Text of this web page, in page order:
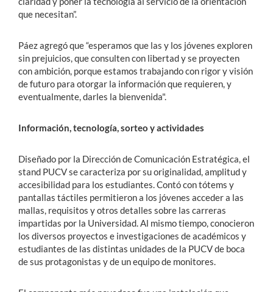
que necesitan”.
Páez agregó que “esperamos que las y los jóvenes exploren
sin prejuicios, que consulten con libertad y se proyecten
con ambición, porque estamos trabajando con rigor y visión
de futuro para otorgar la información que requieren, y
eventualmente, darles la bienvenida".
Información, tecnología, sorteo y actividades
Diseñado por la Dirección de Comunicación Estratégica, el
stand PUCV se caracteriza por su originalidad, amplitud y
accesibilidad para los estudiantes. Contó con tótems y
pantallas táctiles permitieron a los jóvenes acceder a las
mallas, requisitos y otros detalles sobre las carreras
impartidas por la Universidad. Al mismo tiempo, conocieron
los diversos proyectos e investigaciones de académicos y
estudiantes de las distintas unidades de la PUCV de boca
de sus protagonistas y de un equipo de monitores.